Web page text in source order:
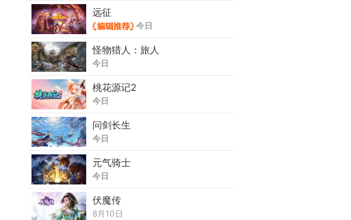
远征
今日
怪物猎人：旅人
今日
桃花源记2
今日
问剑长生
今日
元气骑士
今日
伏魔传
8月10日